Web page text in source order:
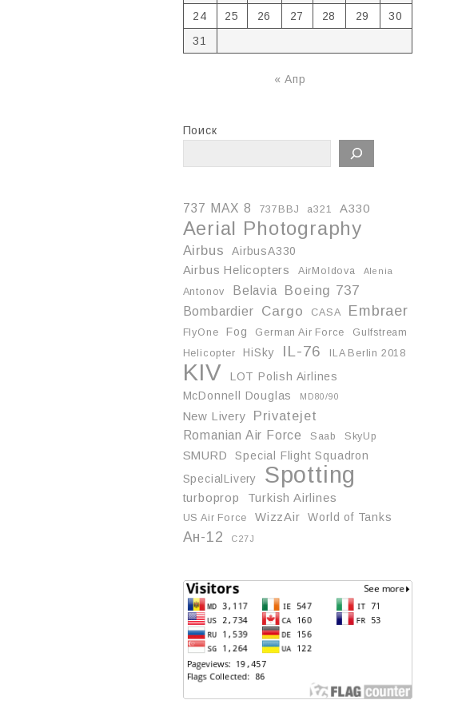
24
25 26 27 28 29
30
31
« Апр
Поиск
737 MAX 8 737BBJ a321 A330
Aerial Photography
Airbus
AirbusA330
Airbus Helicopters
AirMoldova Alenia
Antonov Belavia Boeing 737
Bombardier Cargo CASA Embraer
FlyOne Fog German Air Force
Gulfstream
Helicopter
HiSky IL-76 ILA Berlin 2018
KIV
LOT Polish Airlines
McDonnell Douglas
MD80/90
New Livery Privatejet
Romanian Air Force Saab SkyUp
SMURD
Special Flight Squadron
SpecialLivery
Spotting
turboprop Turkish Airlines
US Air Force WizzAir World of Tanks
Ан-12 С27J